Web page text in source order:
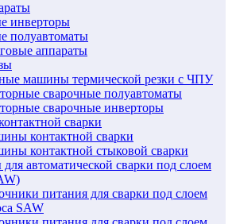
инверторы
полуавтоматы
аппараты
машины термической резки с ЧПУ
сварочные полуавтоматы
сварочные инверторы
сварки
контактной сварки
контактной стыковой сварки
автоматической сварки под слоем
питания для сварки под слоем
SAW